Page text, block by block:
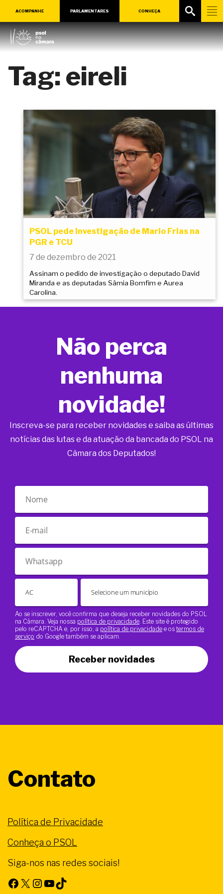
ACOMPANHE PARLAMENTARES CONHEÇA
Tag:eireli
PSOL pede investigação de Mario Frias na
PGR e TCU
7 de dezembro de 2021
Assinam o pedido de investigação o deputado David
Miranda e as deputadas Sâmia Bomfim e Aurea
Carolina.
Não perca
nenhuma
novidade!
Inscreva-se para receber novidades e saiba as últimas
notícias das lutas e da atuação da bancada do PSOL na
Câmara dos Deputados!
Ao se inscrever, você confirma que deseja receber novidades do PSOL
na Câmara. Veja nossa política de privacidade . Este site é protegido
pelo reCAPTCHA e, por isso, a política de privacidade e os termos de
serviço do Google também se aplicam.
Receber novidades
Contato
Política de Privacidade
Conheça o PSOL
Siga-nos nas redes sociais!
Facebook X Instagram Youtube TikTok